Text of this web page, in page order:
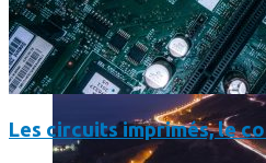
Les circuits imprimés, le